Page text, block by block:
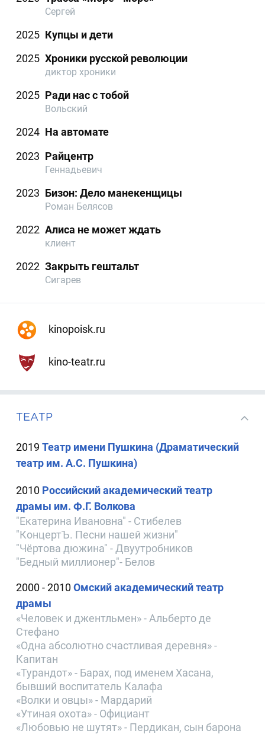
Сергей
2025 Купцы и дети
2025 Хроники русской революции
диктор хроники
2025 Ради нас с тобой
Вольский
2024 На автомате
2023 Райцентр
Геннадьевич
2023 Бизон: Дело манекенщицы
Роман Белясов
2022 Алиса не может ждать
клиент
2022 Закрыть гештальт
Сигарев
kinopoisk.ru
kino-teatr.ru
ТЕАТР
2019Театр имени Пушкина (Драматический
театр им. А.С. Пушкина)
2010 Российский академический театр
драмы им. Ф.Г. Волкова
"Екатерина Ивановна" - Стибелев
"КонцертЪ. Песни нашей жизни"
"Чёртова дюжина" - Двуутробников
"Бедный миллионер"- Белов
2000 - 2010Омский академический театр
драмы
«Человек и джентльмен» - Альберто де
Стефано
«Одна абсолютно счастливая деревня» -
Капитан
«Турандот» - Барах, под именем Хасана,
бывший воспитатель Калафа
«Волки и овцы» - Мардарий
«Утиная охота» - Официант
«Любовью не шутят» - Пердикан, сын барона